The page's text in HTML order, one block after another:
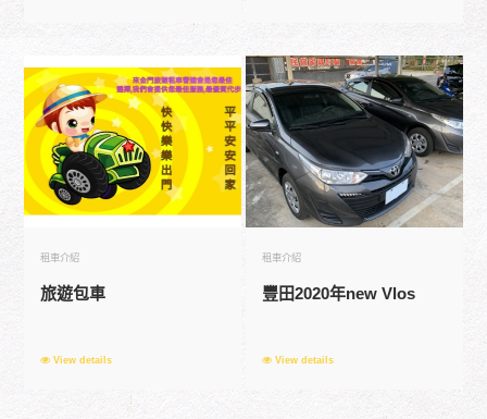
租車介紹
旅遊包車
View details
租車介紹
豐田2020年new Vlos
View details